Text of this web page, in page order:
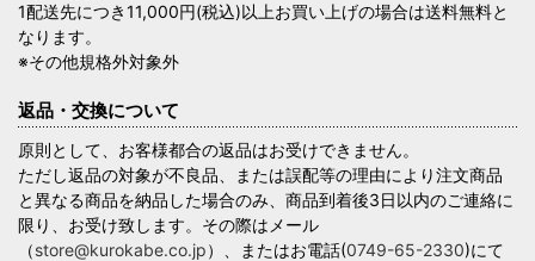
1配送先につき11,000円(税込)以上お買い上げの場合は送料無料と
なります。
※その他規格外対象外
返品・交換について
原則として、お客様都合の返品はお受けできません。
ただし返品の対象が不良品、または誤配等の理由により注文商品
と異なる商品を納品した場合のみ、商品到着後3日以内のご連絡に
限り、お受け致します。その際はメール
（store@kurokabe.co.jp）、またはお電話(0749-65-2330)にて